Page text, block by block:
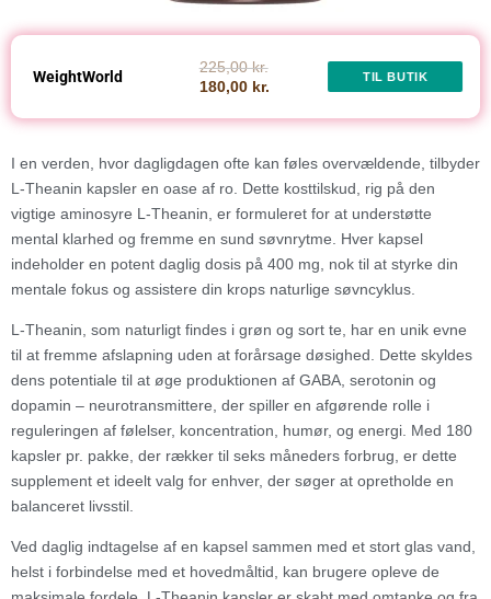
WeightWorld
225,00 kr.
180,00 kr.
TIL BUTIK
I en verden, hvor dagligdagen ofte kan føles overvældende, tilbyder
L-Theanin kapsler en oase af ro. Dette kosttilskud, rig på den
vigtige aminosyre L-Theanin, er formuleret for at understøtte
mental klarhed og fremme en sund søvnrytme. Hver kapsel
indeholder en potent daglig dosis på 400 mg, nok til at styrke din
mentale fokus og assistere din krops naturlige søvncyklus.
L-Theanin, som naturligt findes i grøn og sort te, har en unik evne
til at fremme afslapning uden at forårsage døsighed. Dette skyldes
dens potentiale til at øge produktionen af GABA, serotonin og
dopamin – neurotransmittere, der spiller en afgørende rolle i
reguleringen af følelser, koncentration, humør, og energi. Med 180
kapsler pr. pakke, der rækker til seks måneders forbrug, er dette
supplement et ideelt valg for enhver, der søger at opretholde en
balanceret livsstil.
Ved daglig indtagelse af en kapsel sammen med et stort glas vand,
helst i forbindelse med et hovedmåltid, kan brugere opleve de